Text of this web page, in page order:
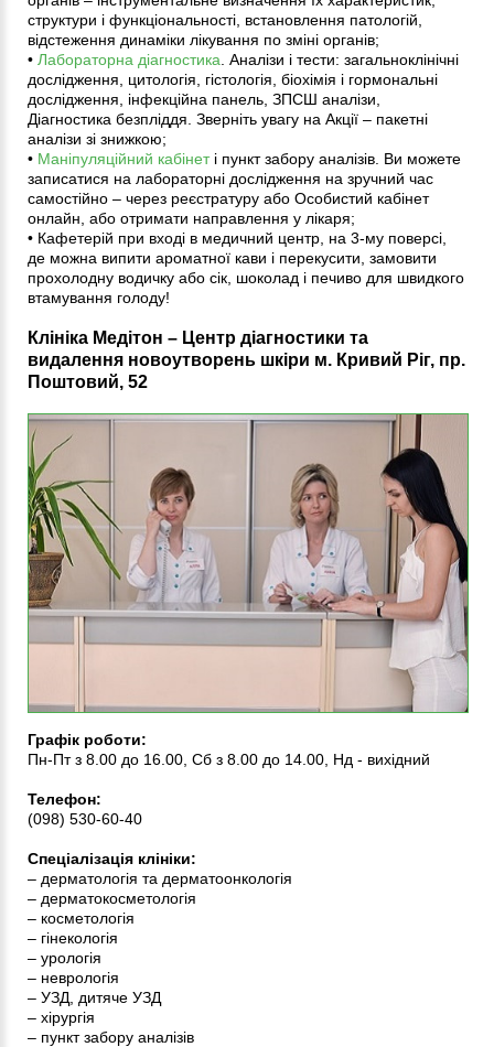
структури і функціональності, встановлення патологій,
відстеження динаміки лікування по зміні органів;
• Лабораторна діагностика . Аналізи і тести: загальноклінічні
дослідження, цитологія, гістологія, біохімія і гормональні
дослідження, інфекційна панель, ЗПСШ аналізи,
Діагностика безпліддя. Зверніть увагу на Акції – пакетні
аналізи зі знижкою;
• Маніпуляційний кабінеті пункт забору аналізів. Ви можете
записатися на лабораторні дослідження на зручний час
самостійно – через реєстратуру або Особистий кабінет
онлайн, або отримати направлення у лікаря;
• Кафетерій при вході в медичний центр, на 3-му поверсі,
де можна випити ароматної кави і перекусити, замовити
прохолодну водичку або сік, шоколад і печиво для швидкого
втамування голоду!
Клініка Медітон – Центр діагностики та
видалення новоутворень шкіри м. Кривий Ріг, пр.
Поштовий, 52
Графік роботи:
Пн-Пт з 8.00 до 16.00, Сб з 8.00 до 14.00, Нд - вихідний
Телефон:
(098) 530-60-40
Спеціалізація клініки:
– дерматологія та дерматоонкологія
– дерматокосметологія
– косметологія
– гінекологія
– урологія
– неврологія
– УЗД, дитяче УЗД
– хірургія
– пункт забору аналізів